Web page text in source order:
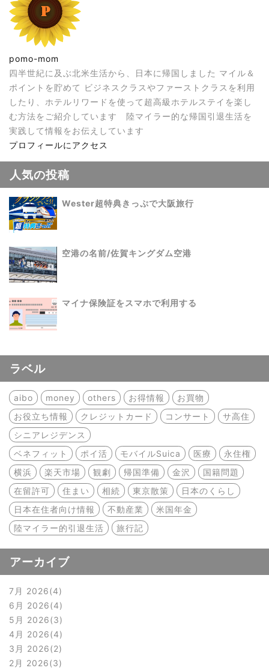
pomo-mom
四半世紀に及ぶ北米生活から、日本に帰国しました マイル＆
ポイントを貯めて ビジネスクラスやファーストクラスを利用
したり、ホテルリワードを使って超高級ホテルステイを楽し
む方法をご紹介しています 陸マイラー的な帰国引退生活を
実践して情報をお伝えしています
プロフィールにアクセス
人気の投稿
Wester超特典きっぷで大阪旅行
空港の名前/佐賀キングダム空港
マイナ保険証をスマホで利用する
ラベル
aibo money others お得情報
お買物
お役立ち情報
クレジットカード コンサート
サ高住
シニアレジデンス
ベネフィット
ポイ活 モバイルSuica 医療
永住権
横浜
楽天市場 観劇 帰国準備 金沢
国籍問題
在留許可
住まい 相続 東京散策
日本のくらし
日本在住者向け情報
不動産業
米国年金
陸マイラー的引退生活
旅行記
アーカイブ
7月 2026 4
6月 2026 4
5月 2026 3
4月 2026 4
3月 2026 2
2月 2026 3